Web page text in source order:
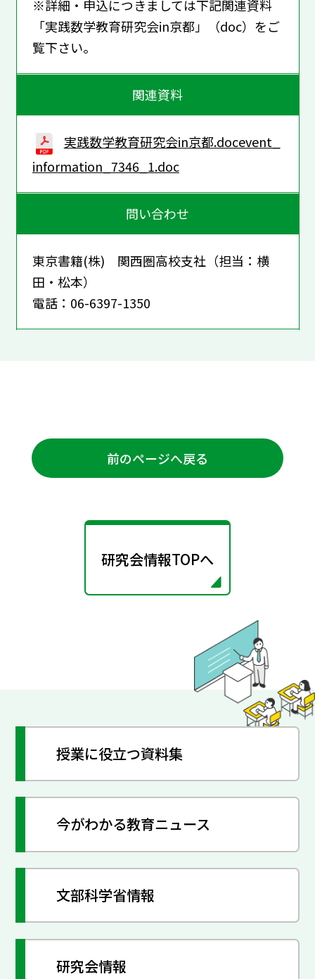
※詳細・申込につきましては下記関連資料
「実践数学教育研究会in京都」（doc）をご
覧下さい。
関連資料
実践数学教育研究会in京都.docevent_
information_7346_1.doc
問い合わせ
東京書籍(株) 関西圏高校支社（担当：横
田・松本）
電話：06-6397-1350
前のページへ戻る
研究会情報TOPへ
授業に役立つ資料集
今がわかる教育ニュース
文部科学省情報
研究会情報